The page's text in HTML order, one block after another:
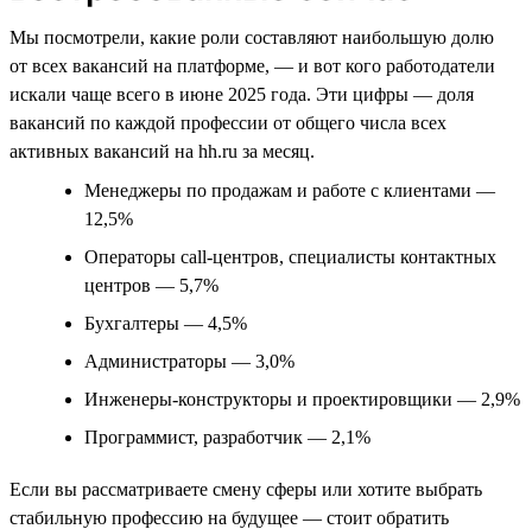
Мы посмотрели, какие роли составляют наибольшую долю
от всех вакансий на платформе, — и вот кого работодатели
искали чаще всего в июне 2025 года. Эти цифры — доля
вакансий по каждой профессии от общего числа всех
активных вакансий на hh.ru за месяц.
Менеджеры по продажам и работе с клиентами —
12,5%
Операторы call-центров, специалисты контактных
центров — 5,7%
Бухгалтеры — 4,5%
Администраторы — 3,0%
Инженеры-конструкторы и проектировщики — 2,9%
Программист, разработчик — 2,1%
Если вы рассматриваете смену сферы или хотите выбрать
стабильную профессию на будущее — стоит обратить